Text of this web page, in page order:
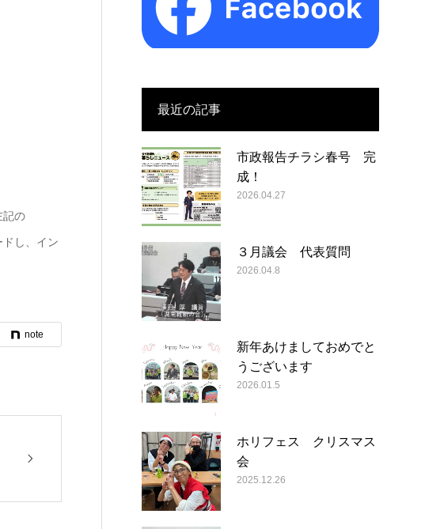
記の
し、イン
note
最近の記事
市政報告チラシ春号 完
成！
2026.04.27
３月議会 代表質問
2026.04.8
新年あけましておめでと
うございます
2026.01.5
ホリフェス クリスマス
会
2025.12.26